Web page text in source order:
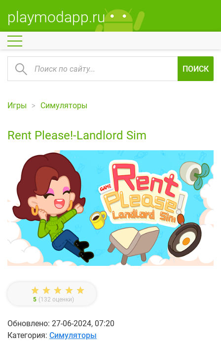
playmodapp.ru
ПОИСК
Игры Симуляторы
Rent Please!-Landlord Sim
5 (132 оценки)
Обновлено: 27-06-2024, 07:20
Категория: Симуляторы